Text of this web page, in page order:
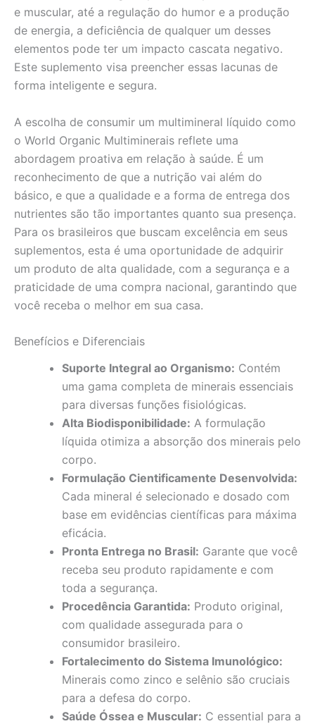
e muscular, até a regulação do humor e a produção
de energia, a deficiência de qualquer um desses
elementos pode ter um impacto cascata negativo.
Este suplemento visa preencher essas lacunas de
forma inteligente e segura.
A escolha de consumir um multimineral líquido como
o World Organic Multiminerais reflete uma
abordagem proativa em relação à saúde. É um
reconhecimento de que a nutrição vai além do
básico, e que a qualidade e a forma de entrega dos
nutrientes são tão importantes quanto sua presença.
Para os brasileiros que buscam excelência em seus
suplementos, esta é uma oportunidade de adquirir
um produto de alta qualidade, com a segurança e a
praticidade de uma compra nacional, garantindo que
você receba o melhor em sua casa.
Benefícios e Diferenciais
Suporte Integral ao Organismo: Contém
uma gama completa de minerais essenciais
para diversas funções fisiológicas.
Alta Biodisponibilidade: A formulação
líquida otimiza a absorção dos minerais pelo
corpo.
Formulação Cientificamente Desenvolvida:
Cada mineral é selecionado e dosado com
base em evidências científicas para máxima
eficácia.
Pronta Entrega no Brasil: Garante que você
receba seu produto rapidamente e com
toda a segurança.
Procedência Garantida: Produto original,
com qualidade assegurada para o
consumidor brasileiro.
Fortalecimento do Sistema Imunológico:
Minerais como zinco e selênio são cruciais
para a defesa do corpo.
Saúde Óssea e Muscular: C essential para a